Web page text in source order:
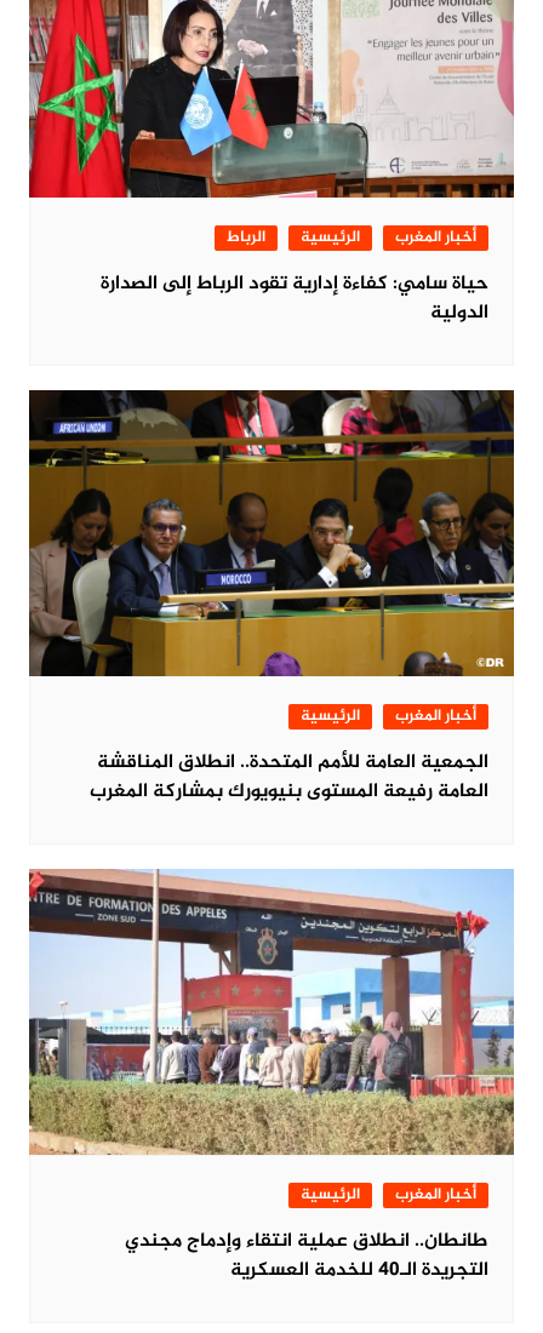
أخبار المغرب الرئيسية الرباط
حياة سامي: كفاءة إدارية تقود الرباط إلى الصدارة
الدولية
أخبار المغرب الرئيسية
الجمعية العامة للأمم المتحدة.. انطلاق المناقشة
العامة رفيعة المستوى بنيويورك بمشاركة المغرب
أخبار المغرب الرئيسية
طانطان.. انطلاق عملية انتقاء وإدماج مجندي
التجريدة الـ40 للخدمة العسكرية